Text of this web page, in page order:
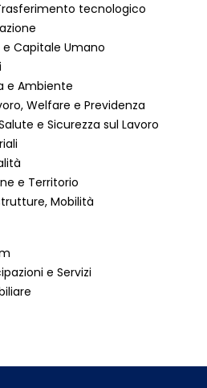
tecnologico
e Capitale Umano
e Ambiente
Welfare e Previdenza
e Sicurezza sul Lavoro
e Territorio
Mobilità
e Servizi